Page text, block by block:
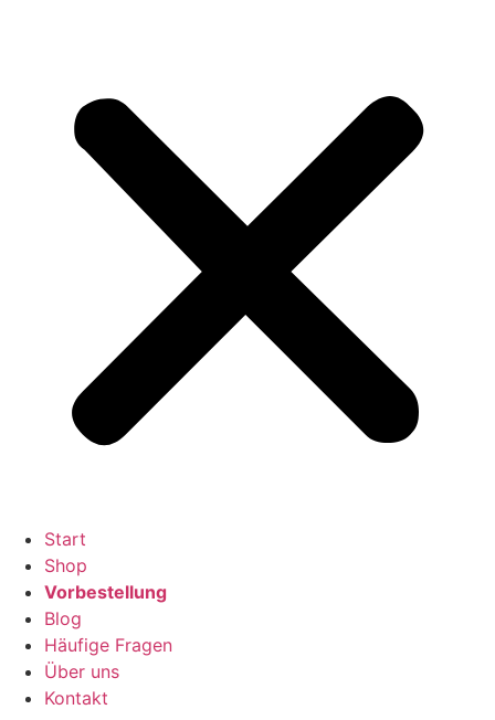
Start
Shop
Vorbestellung
Blog
Häufige Fragen
Über uns
Kontakt